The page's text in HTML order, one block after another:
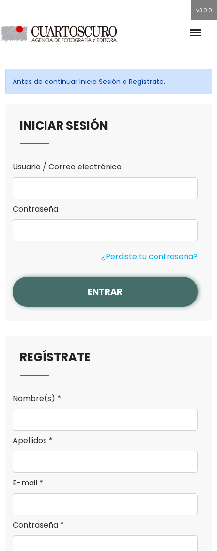
v3.0.0
Antes de continuar Inicia Sesión o Regístrate.
INICIAR SESIÓN
Usuario / Correo electrónico
Contraseña
¿Perdiste tu contraseña?
ENTRAR
REGÍSTRATE
Nombre(s) *
Apellidos *
E-mail *
Contraseña *